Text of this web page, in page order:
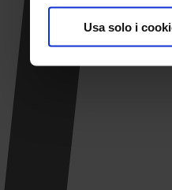
Usa solo i